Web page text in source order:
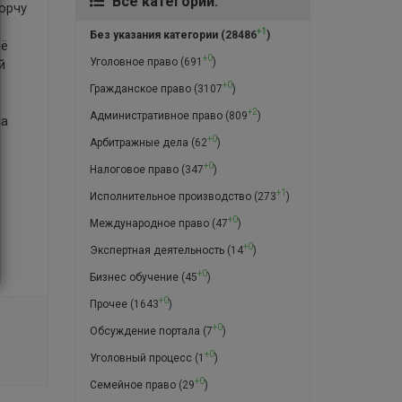
Без указания категории(28486+1 )
Уголовное право(691 +0)
Гражданское право(3107+0)
Административное право(809+2)
Арбитражные дела (62+0)
Налоговое право(347+0)
Исполнительное производство(273+1 )
Международное право(47+0)
Экспертная деятельность(14+0)
Бизнес обучение(45+0)
Прочее(1643+0)
Обсуждение портала (7+0)
Уголовный процесс (1 +0)
Семейное право(29+0)